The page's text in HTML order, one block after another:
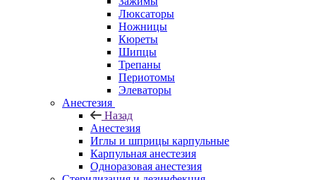
Люксаторы
Ножницы
Кюреты
Шипцы
Трепаны
Периотомы
Элеваторы
Анестезия
Назад
Анестезия
Иглы и шприцы карпульные
Карпульная анестезия
Одноразовая анестезия